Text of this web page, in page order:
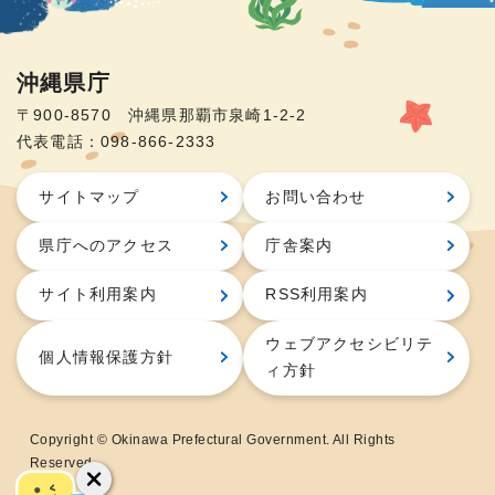
沖縄県庁
〒900-8570 沖縄県那覇市泉崎1-2-2
代表電話：098-866-2333
サイトマップ お問い合わせ
県庁へのアクセス 庁舎案内
サイト利用案内 RSS利用案内
個人情報保護方針
ウェブアクセシビリテ
ィ方針
Copyright © Okinawa Prefectural Government. All Rights
Reserved.